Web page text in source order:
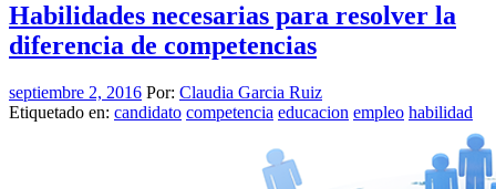
Habilidades necesarias para resolver la
diferencia de competencias
septiembre 2, 2016 Por: Claudia Garcia Ruiz
Etiquetado en: candidato competencia educacion empleo habilidad